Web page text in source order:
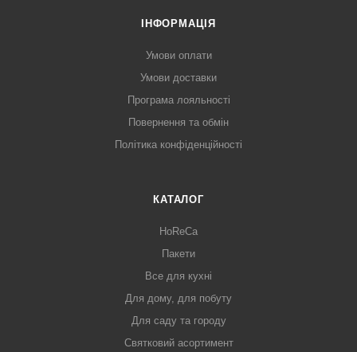
ІНФОРМАЦІЯ
Умови оплати
Умови доставки
Програма лояльності
Повернення та обмін
Політика конфіденційності
КАТАЛОГ
HoReCa
Пакети
Все для кухні
Для дому, для побуту
Для саду та городу
Святковий асортимент